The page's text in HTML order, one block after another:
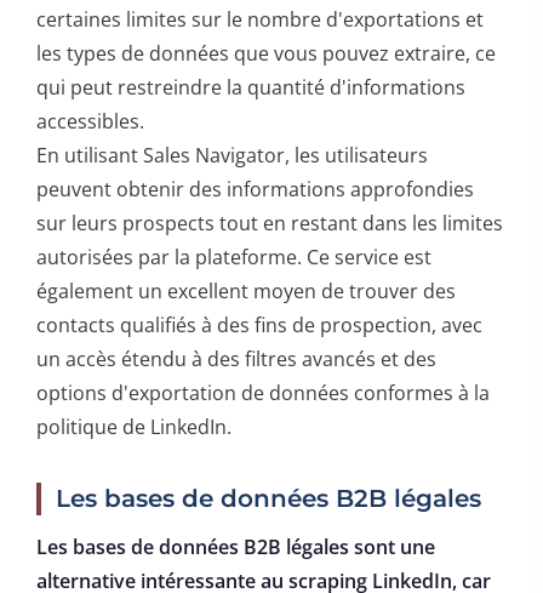
certaines limites sur le nombre d'exportations et
les types de données que vous pouvez extraire, ce
qui peut restreindre la quantité d'informations
accessibles.
En utilisant Sales Navigator, les utilisateurs
peuvent obtenir des informations approfondies
sur leurs prospects tout en restant dans les limites
autorisées par la plateforme. Ce service est
également un excellent moyen de trouver des
contacts qualifiés à des fins de prospection, avec
un accès étendu à des filtres avancés et des
options d'exportation de données conformes à la
politique de LinkedIn.
Les bases de données B2B légales
Les bases de données B2B légales sont une
alternative intéressante au scraping LinkedIn, car